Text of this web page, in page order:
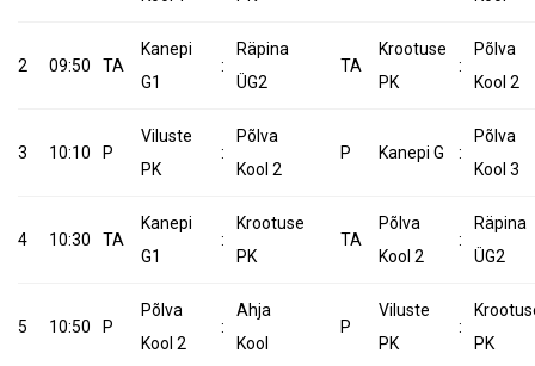
2 09:50 TA
Kanepi
G1
:
Räpina
ÜG2
TA
Krootuse
PK
:
Põlva
Kool 2
3 10:10 P
Viluste
PK
:
Põlva
Kool 2
P Kanepi G :
Põlva
Kool 3
4 10:30 TA
Kanepi
G1
:
Krootuse
PK
TA
Põlva
Kool 2
:
Räpina
ÜG2
5 10:50 P
Põlva
Kool 2
:
Ahja
Kool
P
Viluste
PK
:
PK